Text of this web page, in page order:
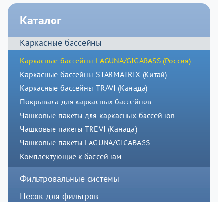
Каталог
Каркасные бассейны
Каркасные бассейны LAGUNA/GIGABASS (Россия)
Каркасные бассейны STARMATRIX (Китай)
Каркасные бассейны TRAVI (Канада)
Покрывала для каркасных бассейнов
Чашковые пакеты для каркасных бассейнов
Чашковые пакеты TREVI (Канада)
Чашковые пакеты LAGUNA/GIGABASS
Комплектующие к бассейнам
Фильтровальные системы
Песок для фильтров